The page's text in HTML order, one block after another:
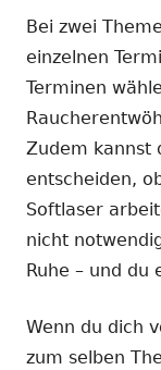
Bei zwei
einzelnen
Terminen
Zudem kannst
entscheiden,
Softlaser
nicht
Ruhe – und du
Wenn du dich
zum selben